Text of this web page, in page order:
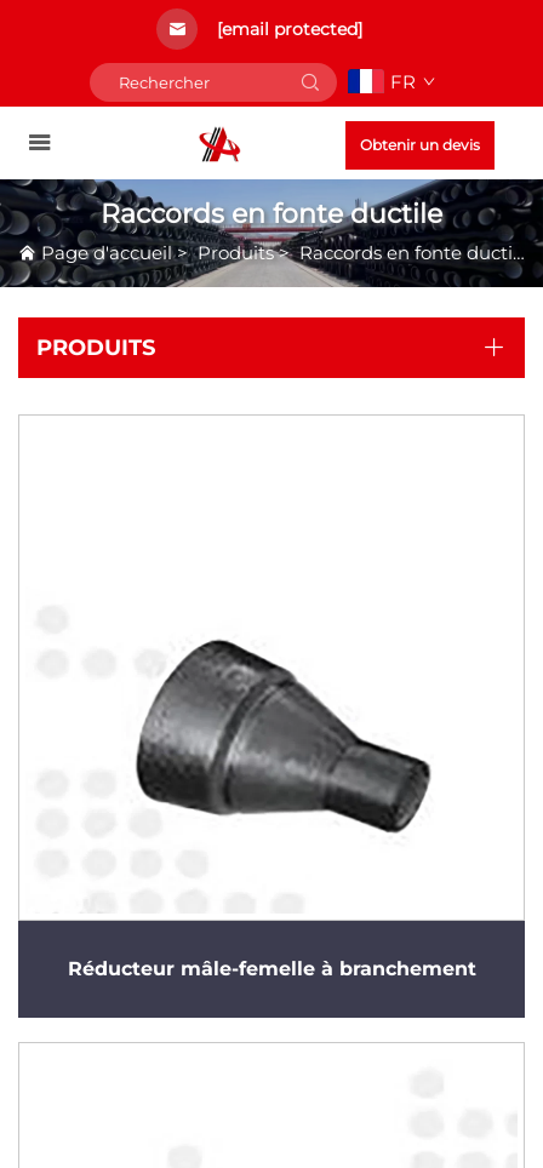
[email protected]
FR
Obtenir un devis
Raccords en fonte ductile
Page d'accueil>Produits>Raccords en fonte ductile
PRODUITS
Réducteur mâle-femelle à branchement